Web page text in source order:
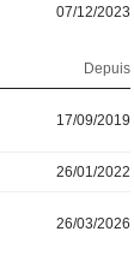
07/12/2023
Depuis
17/09/2019
26/01/2022
26/03/2026